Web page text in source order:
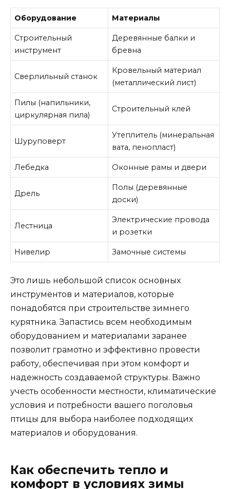
Оборудование Материалы
Строительный
инструмент
Деревянные балки и
бревна
Сверлильный станок
Кровельный материал
(металлический лист)
Пилы (напильники,
циркулярная пила)
Строительный клей
Шуруповерт
Утеплитель (минеральная
вата, пенопласт)
Лебедка Оконные рамы и двери
Дрель
Полы (деревянные
доски)
Лестница
Электрические провода
и розетки
Нивелир Замочные системы
Это лишь небольшой список основных
инструментов и материалов, которые
понадобятся при строительстве зимнего
курятника. Запастись всем необходимым
оборудованием и материалами заранее
позволит грамотно и эффективно провести
работу, обеспечивая при этом комфорт и
надежность создаваемой структуры. Важно
учесть особенности местности, климатические
условия и потребности вашего поголовья
птицы для выбора наиболее подходящих
материалов и оборудования.
Как обеспечить тепло и
комфорт в условиях зимы